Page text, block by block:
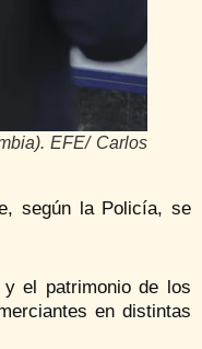
EFE/ Carlos
según la Policía, se
el patrimonio de los
en distintas